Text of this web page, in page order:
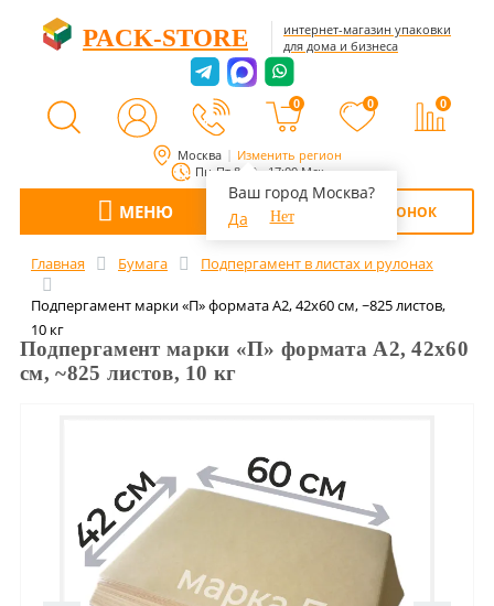
Москва Изменить регион
Ваш город Москва?
Да
Нет
Пн-Пт 8:00 - 17:00 Мск
PACK-STORE
интернет-магазин упаковки
для дома и бизнеса
0 0 0
МЕНЮ ОБРАТНЫЙ ЗВОНОК
Главная Бумага Подпергамент в листах и рулонах
Подпергамент марки «П» формата А2, 42х60 см, ~825 листов,
10 кг
Подпергамент марки «П» формата А2, 42х60
см, ~825 листов, 10 кг